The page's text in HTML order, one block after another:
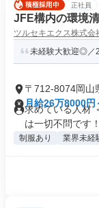
正社員
JFE構内の環境
ツルセキエクス株式会
未経験大歓迎◎／
〒712-8074岡山
月給26万8000円
求めている人材
は一切不問です
制服あり 業界未経